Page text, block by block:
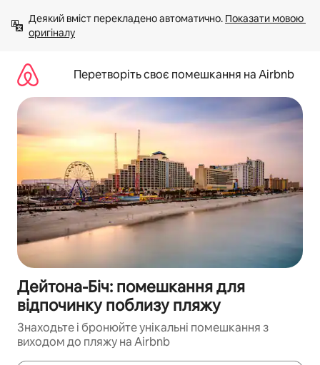
вмісту
Деякий вміст перекладено автоматично. Показати мовою
оригіналу
Перетворіть своє помешкання на Airbnb
Дейтона-Біч: помешкання для
відпочинку поблизу пляжу
Знаходьте і бронюйте унікальні помешкання з
виходом до пляжу на Airbnb